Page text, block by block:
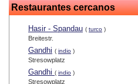
Restaurantes cercanos
Hasir - Spandau ( turco )
Breitestr.
Gandhi ( indio )
Stresowplatz
Gandhi ( indio )
Stresowplatz